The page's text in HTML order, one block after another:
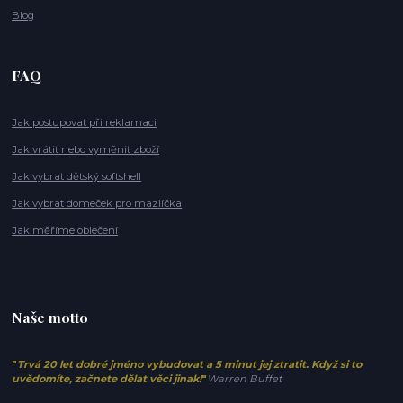
Blog
FAQ
Jak postupovat při reklamaci
Jak vrátit nebo vyměnit zboží
Jak vybrat dětský softshell
Jak vybrat domeček pro mazlíčka
Jak měříme oblečení
Naše motto
" Trvá 20 let dobré jméno vybudovat a 5 minut jej ztratit. Když si to
uvědomíte, začnete dělat věci jinak!" Warren Buffet